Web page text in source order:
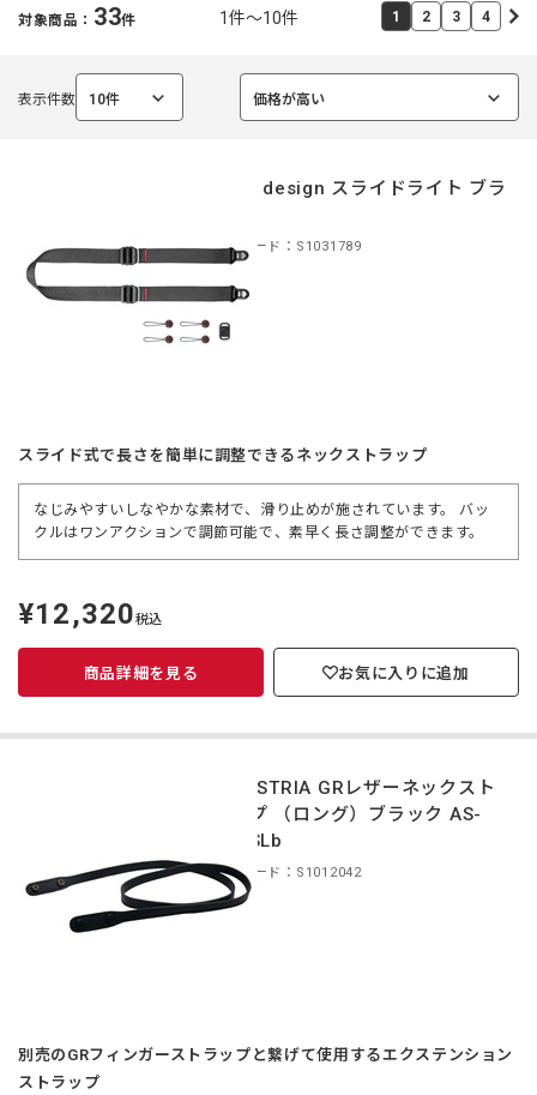
対象商品： 33件 1件～10件 1 2 3 4
表示件数 10件
選
価格が高い
選
peak design スライドライト ブラ
商品コード：S1031789
スライド式で長さを簡単に調整できるネックストラップ
なじみやすいしなやかな素材で、滑り止めが施されています。 バッ
クルはワンアクションで調節可能で、素早く長さ調整ができます。
定
価
¥12,320税込
商品詳細を見る お気に入りに追加
INDUSTRIA GRレザーネックスト
ラップ （ロング）ブラック AS-
GRLSLb
商品コード：S1012042
別売のGRフィンガーストラップと繋げて使用するエクステンション
ストラップ